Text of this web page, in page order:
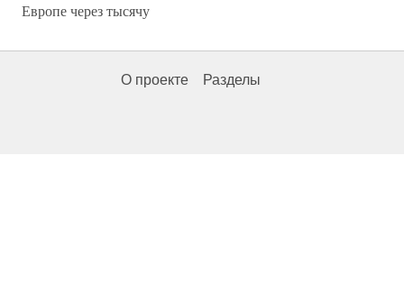
Европе через тысячу
О проекте Разделы